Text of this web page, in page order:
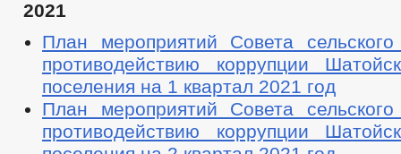
2021
План мероприятий Совета
противодействию коррупции
поселения на 1 квартал 2021 год
План мероприятий Совета
противодействию коррупции